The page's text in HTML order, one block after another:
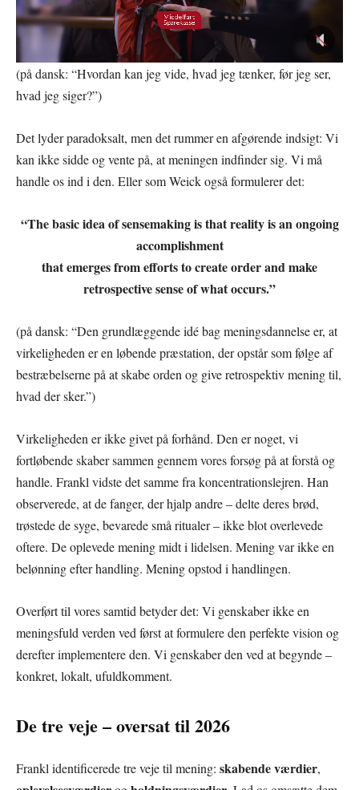
(på dansk: “Hvordan kan jeg vide, hvad jeg tænker, før jeg ser,
hvad jeg siger?”)
Det lyder paradoksalt, men det rummer en afgørende indsigt: Vi
kan ikke sidde og vente på, at meningen indfinder sig. Vi må
handle os ind i den. Eller som Weick også formulerer det:
“The basic idea of sensemaking is that reality is an ongoing
accomplishment
that emerges from efforts to create order and make
retrospective sense of what occurs.”
(på dansk: “Den grundlæggende idé bag meningsdannelse er, at
virkeligheden er en løbende præstation, der opstår som følge af
bestræbelserne på at skabe orden og give retrospektiv mening til,
hvad der sker.”)
Virkeligheden er ikke givet på forhånd. Den er noget, vi
fortløbende skaber sammen gennem vores forsøg på at forstå og
handle. Frankl vidste det samme fra koncentrationslejren. Han
observerede, at de fanger, der hjalp andre – delte deres brød,
trøstede de syge, bevarede små ritualer – ikke blot overlevede
oftere. De oplevede mening midt i lidelsen. Mening var ikke en
belønning efter handling. Mening opstod i handlingen.
Overført til vores samtid betyder det: Vi genskaber ikke en
meningsfuld verden ved først at formulere den perfekte vision og
derefter implementere den. Vi genskaber den ved at begynde –
konkret, lokalt, ufuldkomment.
De tre veje – oversat til 2026
Frankl identificerede tre veje til mening: skabende værdier,